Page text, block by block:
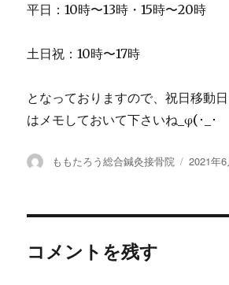
平日：10時〜13時・15時〜20時
土日祝：10時〜17時
となっておりますので、祝日移動
はメモしておいて下さいね_φ(･_･
投
ももたろう総合鍼灸接骨院
投
2021年
コメントを残す